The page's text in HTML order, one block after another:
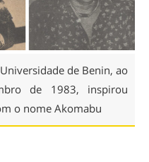
de Benin, ao
de 1983, inspirou
o nome Akomabu